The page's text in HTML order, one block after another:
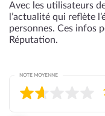
Avec les utilisateurs
l’actualité qui reflète
personnes. Ces infos
Réputation.
NOTE MOYENNE